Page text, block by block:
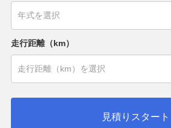
走行距離（km）
見積りスタート